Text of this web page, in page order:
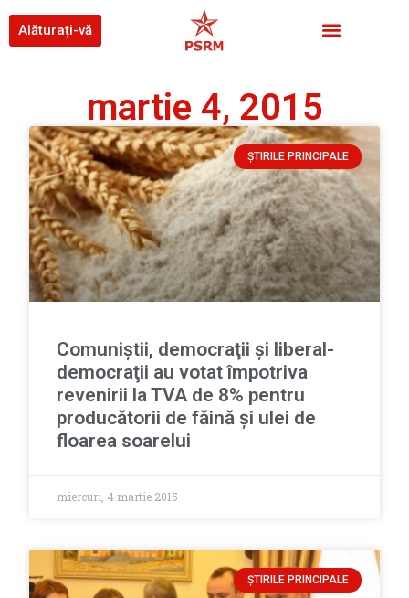
Alăturați-vă
martie 4, 2015
ȘTIRILE PRINCIPALE
Comuniştii, democraţii şi liberal-
democraţii au votat împotriva
revenirii la TVA de 8% pentru
producătorii de făină şi ulei de
floarea soarelui
miercuri, 4 martie 2015
ȘTIRILE PRINCIPALE